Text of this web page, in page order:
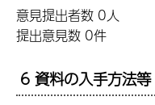
意見提出者数 0人
提出意見数 0件
6 資料の入手方法等